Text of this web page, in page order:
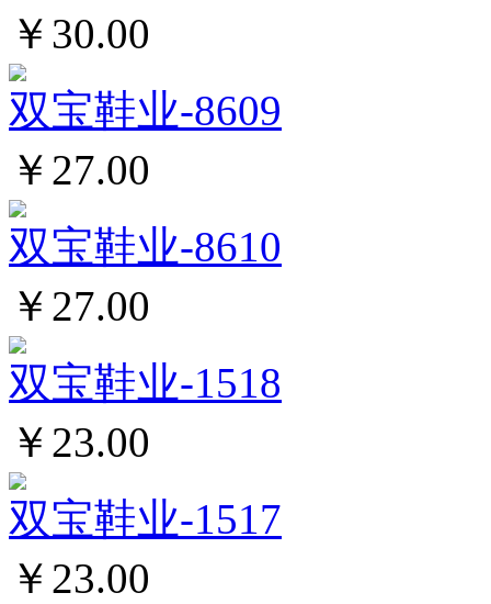
￥30.00
双宝鞋业-8609
￥27.00
双宝鞋业-8610
￥27.00
双宝鞋业-1518
￥23.00
双宝鞋业-1517
￥23.00